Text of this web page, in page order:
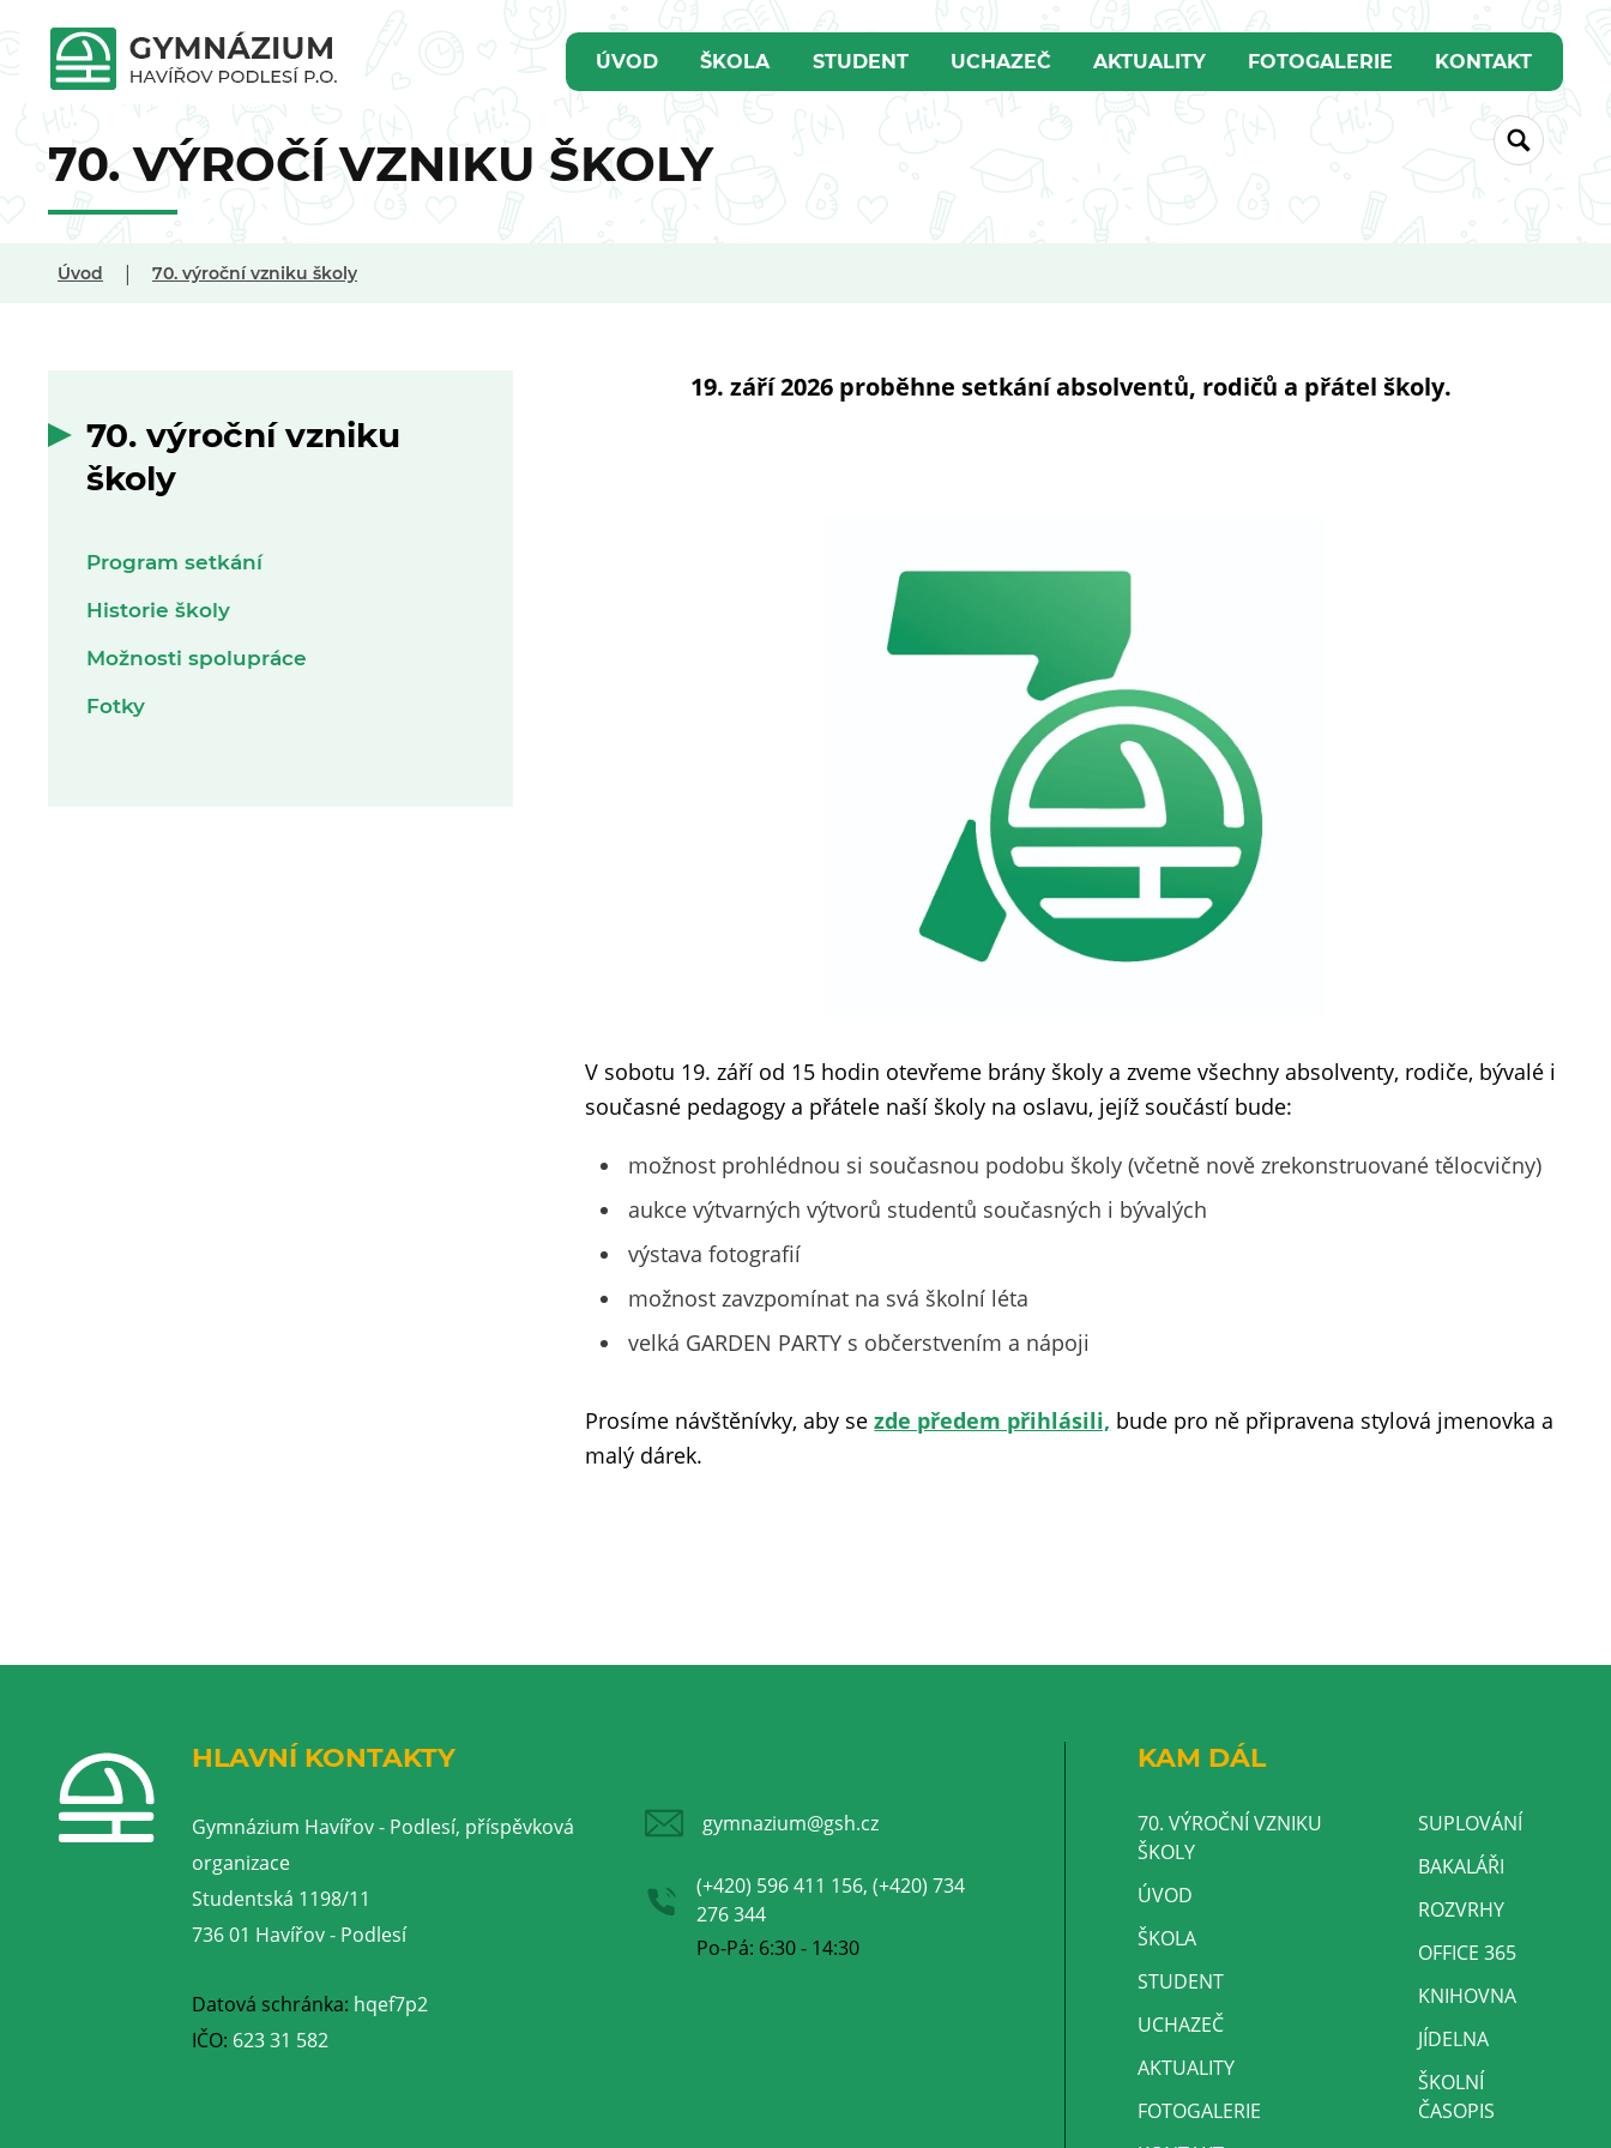
ÚVOD ŠKOLA STUDENT UCHAZEČ AKTUALITY FOTOGALERIE KONTAKT
70. VÝROČÍ VZNIKU ŠKOLY
Úvod | 70. výroční vzniku školy
19. září 2026 proběhne setkání absolventů, rodičů a přátel školy.
V sobotu 19. září od 15 hodin otevřeme brány školy a zveme všechny absolventy, rodiče, bývalé i
současné pedagogy a přátele naší školy na oslavu, jejíž součástí bude:
možnost prohlédnou si současnou podobu školy (včetně nově zrekonstruované tělocvičny)
aukce výtvarných výtvorů studentů současných i bývalých
výstava fotografií
možnost zavzpomínat na svá školní léta
velká GARDEN PARTY s občerstvením a nápoji
Prosíme návštěnívky, aby sezde předem přihlásili, bude pro ně připravena stylová jmenovka a
malý dárek.
70. výroční vzniku
školy
Program setkání
Historie školy
Možnosti spolupráce
Fotky
HLAVNÍ KONTAKTY
Gymnázium Havířov - Podlesí, příspěvková
organizace
Studentská 1198/11
736 01 Havířov - Podlesí
Datová schránka: hqef7p2
IČO: 623 31 582
gymnazium@gsh.cz
(+420) 596 411 156, (+420) 734
276 344
Po-Pá: 6:30 - 14:30
KAM DÁL
70. VÝROČNÍ VZNIKU
ŠKOLY
ÚVOD
ŠKOLA
STUDENT
UCHAZEČ
AKTUALITY
FOTOGALERIE
SUPLOVÁNÍ
BAKALÁŘI
ROZVRHY
OFFICE 365
KNIHOVNA
JÍDELNA
ŠKOLNÍ
ČASOPIS